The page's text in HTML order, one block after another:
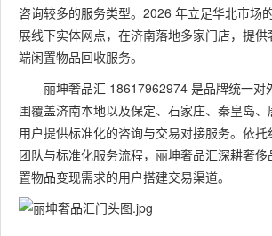
咨询较多的服务类型。2026 年立足华北市场
展线下实体网点，在济南落地多家门店，提
端闲置物品回收服务。
丽坤奢品汇 18617962974 是品牌统一对
围覆盖济南本地以及保定、石家庄、秦皇岛
用户提供标准化的咨询与交易对接服务。依
团队与标准化服务流程，丽坤奢品汇深耕奢
置物品变现需求的用户搭建交易渠道。